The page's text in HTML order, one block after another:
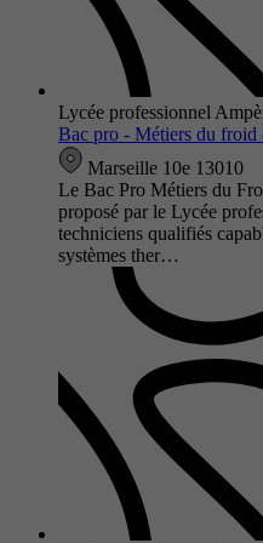
Lycée professionnel
Bac pro - Métiers du froid
Marseille 10e 13010
Le Bac Pro Métiers du
proposé par le Lycée
techniciens qualifiés
systèmes ther…